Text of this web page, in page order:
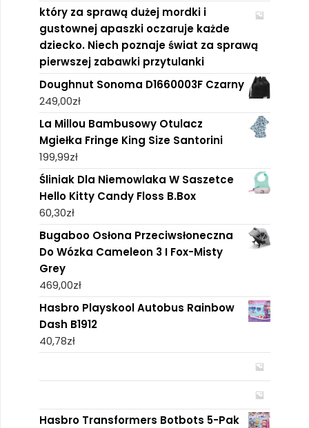
który za sprawą dużej mordki i
gustownej apaszki oczaruje każde
dziecko. Niech poznaje świat za sprawą
pierwszej zabawki przytulanki
Doughnut Sonoma D1660003F Czarny
249,00zł
La Millou Bambusowy Otulacz
Mgiełka Fringe King Size Santorini
199,99zł
Śliniak Dla Niemowlaka W Saszetce
Hello Kitty Candy Floss B.Box
60,30zł
Bugaboo Osłona Przeciwsłoneczna
Do Wózka Cameleon 3 I Fox-Misty
Grey
469,00zł
Hasbro Playskool Autobus Rainbow
Dash B1912
40,78zł
Hasbro Transformers Botbots 5-Pak